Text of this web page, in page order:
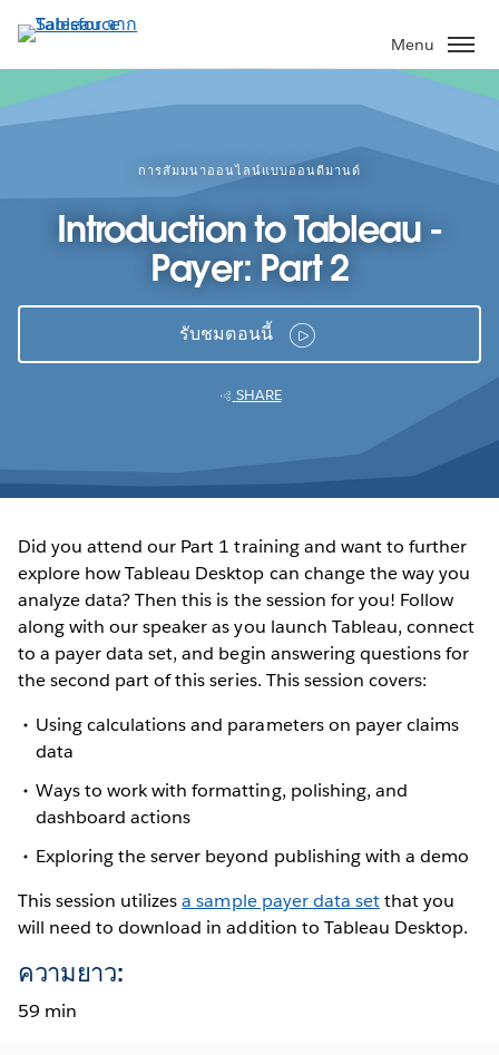
ไป
ที่
เนื้อหา
หลัก
Menu
การสัมมนาออนไลน์แบบออนดีมานด์
Introduction to Tableau -
Payer: Part 2
รับชมตอนนี้
SHARE
Did you attend our Part 1 training and want to further
explore how Tableau Desktop can change the way you
analyze data? Then this is the session for you! Follow
along with our speaker as you launch Tableau, connect
to a payer data set, and begin answering questions for
the second part of this series. This session covers:
Using calculations and parameters on payer claims
data
Ways to work with formatting, polishing, and
dashboard actions
Exploring the server beyond publishing with a demo
This session utilizesa sample payer data setthat you
will need to download in addition to Tableau Desktop.
ความยาว:
59 min